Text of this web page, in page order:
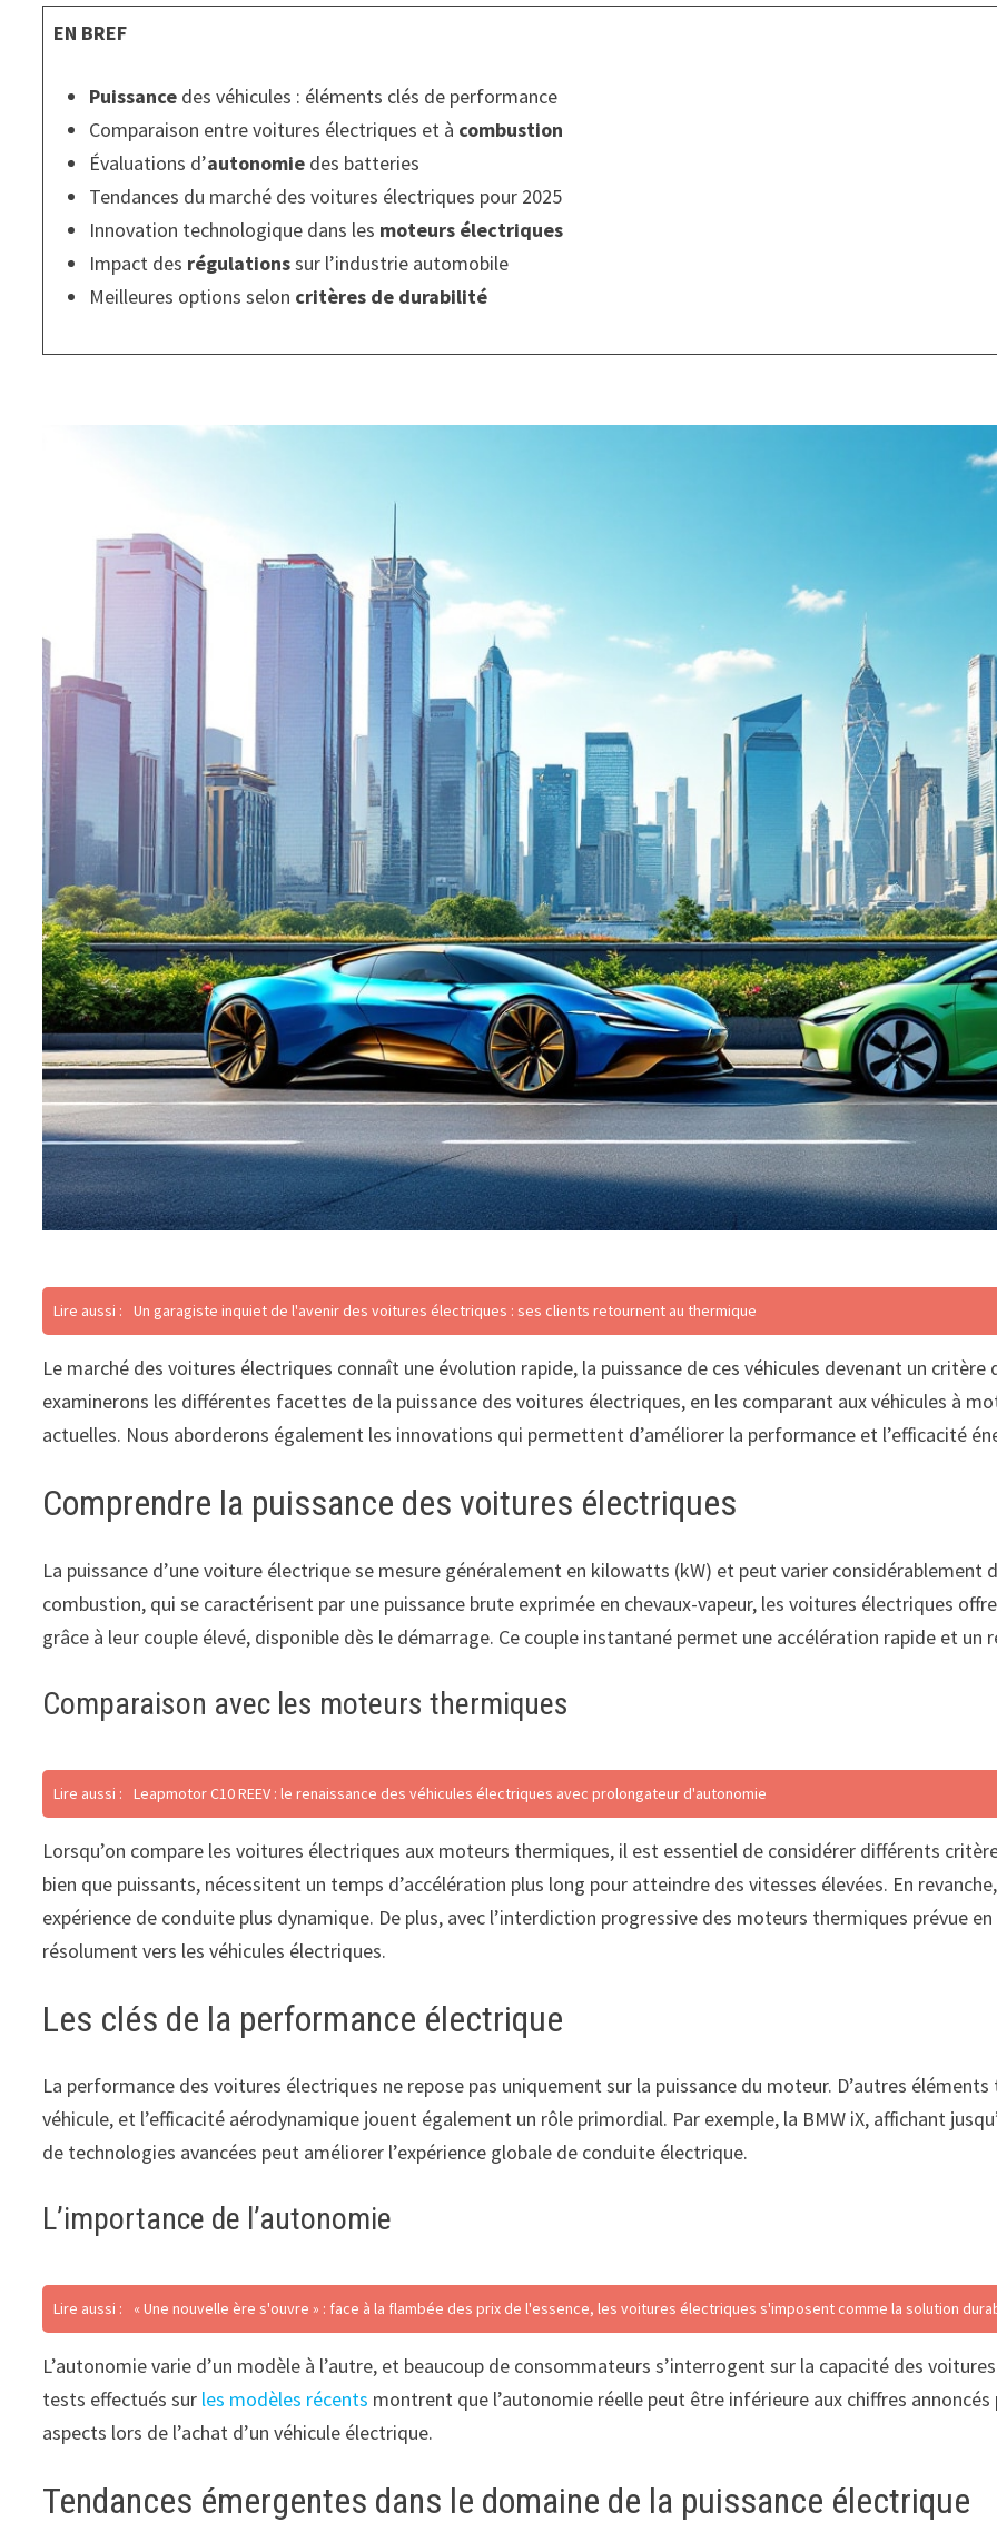
EN BREF
Puissance des véhicules : éléments clés de performance
Comparaison entre voitures électriques et à combustion
Évaluations d’autonomie des batteries
Tendances du marché des voitures électriques pour 2025
Innovation technologique dans les moteurs électriques
Impact des régulationssur l’industrie automobile
Meilleures options selon critères de durabilité
Lire aussi : Un garagiste inquiet de l'avenir des voitures électriques : ses clients retournent au thermique
Le marché des voitures électriques connaît une évolution rapide, la puissance de ces véhicules devenant un
examinerons les différentes facettes de la puissance des voitures électriques, en les comparant aux véhicules à
actuelles. Nous aborderons également les innovations qui permettent d’améliorer la performance et l’efficacité
Comprendre la puissance des voitures électriques
La puissance d’une voiture électrique se mesure généralement en kilowatts (kW) et peut varier considérablement
combustion, qui se caractérisent par une puissance brute exprimée en chevaux-vapeur, les voitures électriques
grâce à leur couple élevé, disponible dès le démarrage. Ce couple instantané permet une accélération rapide et un
Comparaison avec les moteurs thermiques
Lire aussi : Leapmotor C10 REEV : le renaissance des véhicules électriques avec prolongateur d'autonomie
Lorsqu’on compare les voitures électriques aux moteurs thermiques, il est essentiel de considérer différents
bien que puissants, nécessitent un temps d’accélération plus long pour atteindre des vitesses élevées. En
expérience de conduite plus dynamique. De plus, avec l’interdiction progressive des moteurs thermiques prévue
résolument vers les véhicules électriques.
Les clés de la performance électrique
La performance des voitures électriques ne repose pas uniquement sur la puissance du moteur. D’autres
véhicule, et l’efficacité aérodynamique jouent également un rôle primordial. Par exemple, la BMW iX, affichant
de technologies avancées peut améliorer l’expérience globale de conduite électrique.
L’importance de l’autonomie
Lire aussi : « Une nouvelle ère s'ouvre » : face à la flambée des prix de l'essence, les voitures électriques s'imposent comme la solution
L’autonomie varie d’un modèle à l’autre, et beaucoup de consommateurs s’interrogent sur la capacité des
tests effectués sur les modèles récents montrent que l’autonomie réelle peut être inférieure aux chiffres
aspects lors de l’achat d’un véhicule électrique.
Tendances émergentes dans le domaine de la puissance électrique